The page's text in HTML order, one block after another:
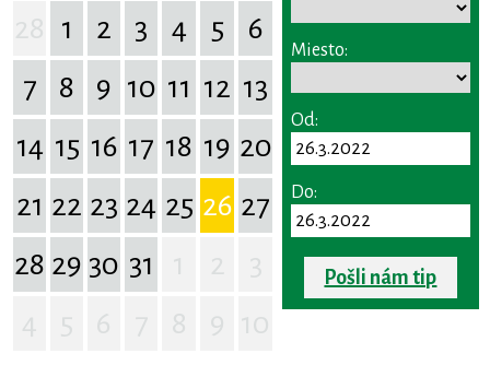
1 2 3 4 5
6
7
8 9 10 11 12 13
14 15 16 17 18 19 20
21 22 23 24 25 26 27
28 29 30 31
Miesto:
Od:
Do:
Pošli nám tip